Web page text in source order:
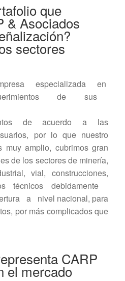
que
& Asociados
sectores
especializada en
de sus
de acuerdo a las
por lo que nuestro
muy amplio, cubrimos gran
de los sectores de minería,
vial, construcciones,
técnicos debidamente
a nivel nacional, para
por más complicados que
CARP
el mercado